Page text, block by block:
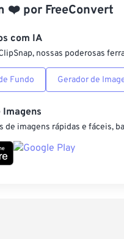
❤️ por FreeConvert
com IA
nossas poderosas
Fundo Gerador de
Imagens
de imagens rápidas e fáceis,